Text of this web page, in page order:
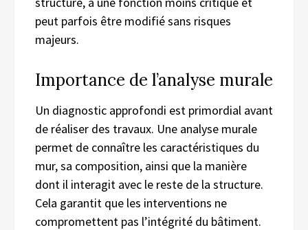
peut parfois être modifié sans risques
majeurs.
Importance de l’analyse murale
Un diagnostic approfondi est primordial avant
de réaliser des travaux. Une analyse murale
permet de connaître les caractéristiques du
mur, sa composition, ainsi que la manière
dont il interagit avec le reste de la structure.
Cela garantit que les interventions ne
compromettent pas l’intégrité du bâtiment.